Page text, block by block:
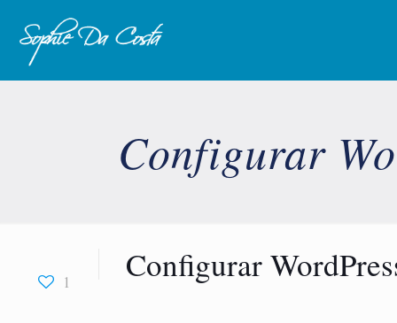
Configurar
1 Configurar